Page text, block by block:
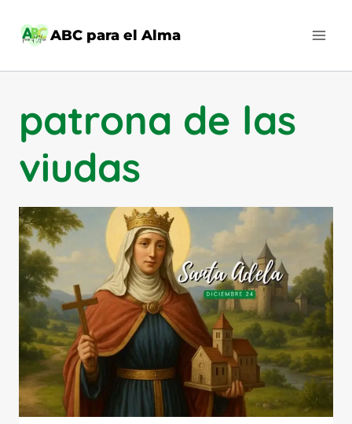
ABC para el Alma
patrona de las
viudas